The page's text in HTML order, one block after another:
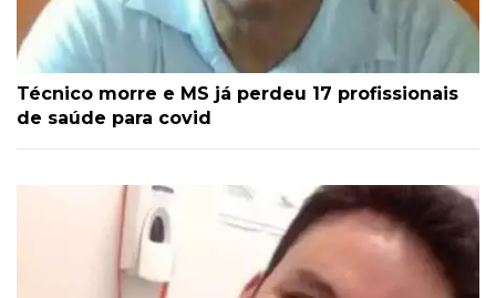
Técnico morre e MS já perdeu 17 profissionais
de saúde para covid